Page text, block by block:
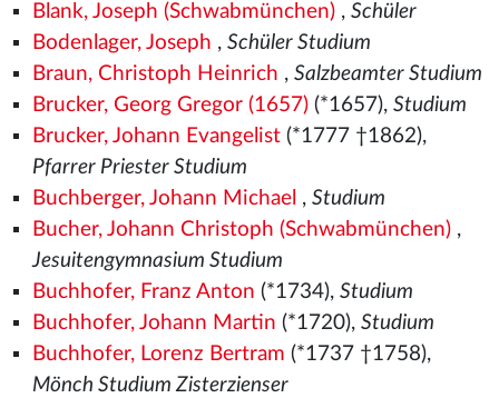
Blank, Joseph (Schwabmünchen), Schüler
Bodenlager, Joseph , Schüler Studium
Braun, Christoph Heinrich , Salzbeamter Studium
Brucker, Georg Gregor (1657)(*1657), Studium
Brucker, Johann Evangelist(*1777 †1862),
Pfarrer Priester Studium
Buchberger, Johann Michael , Studium
Bucher, Johann Christoph (Schwabmünchen),
Jesuitengymnasium Studium
Buchhofer, Franz Anton (*1734), Studium
Buchhofer, Johann Martin (*1720), Studium
Buchhofer, Lorenz Bertram (*1737 †1758),
Mönch Studium Zisterzienser